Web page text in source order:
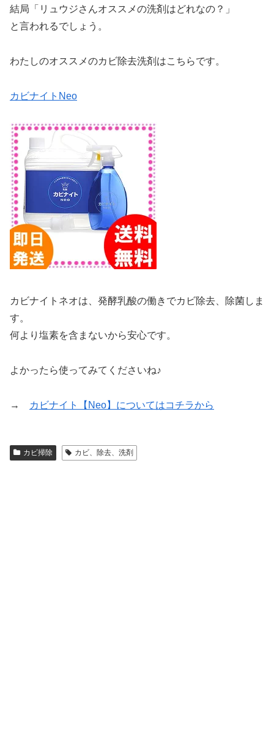
結局「リュウジさんオススメの洗剤はどれなの？」
と言われるでしょう。
わたしのオススメのカビ除去洗剤はこちらです。
カビナイトNeo
カビナイトネオは、発酵乳酸の働きでカビ除去、除菌しま
す。
何より塩素を含まないから安心です。
よかったら使ってみてくださいね♪
→ カビナイト【Neo】についてはコチラから
カビ掃除 カビ、除去、洗剤